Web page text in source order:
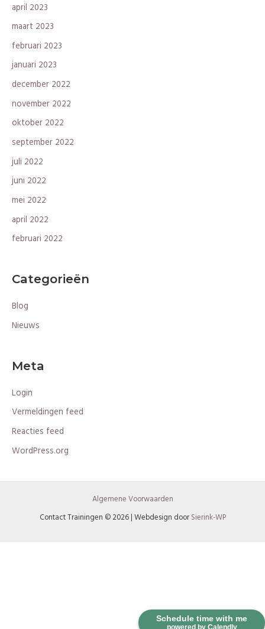
Schedule time with me
powered by Calendly
april 2023
maart 2023
februari 2023
januari 2023
december 2022
november 2022
oktober 2022
september 2022
juli 2022
juni 2022
mei 2022
april 2022
februari 2022
Categorieën
Blog
Nieuws
Meta
Login
Vermeldingen feed
Reacties feed
WordPress.org
Algemene Voorwaarden
Contact Trainingen © 2026 | Webdesign door Sierink-WP